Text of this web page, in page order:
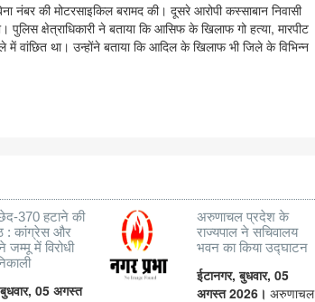
की मोटरसाइकिल बरामद की। दूसरे आरोपी कस्साबान निवासी
क्षेत्राधिकारी ने बताया कि आसिफ के खिलाफ गो हत्या, मारपीट
वांछित था। उन्होंने बताया कि आदिल के खिलाफ भी जिले के विभिन्न
370 हटाने की
: कांग्रेस और
जम्मू में विरोधी
05 अगस्त
अरुणाचल प्रदेश के
राज्यपाल ने सचिवालय
भवन का किया उद्घाटन
ईटानगर, बुधवार, 05
अगस्त 2026। अरुणाचल